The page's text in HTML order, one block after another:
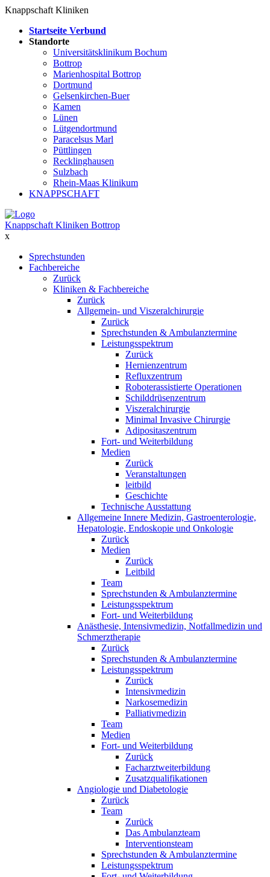
Knappschaft Kliniken
Startseite Verbund
Standorte
Universitätsklinikum Bochum
Bottrop
Marienhospital Bottrop
Dortmund
Gelsenkirchen-Buer
Kamen
Lünen
Lütgendortmund
Paracelsus Marl
Püttlingen
Recklinghausen
Sulzbach
Rhein-Maas Klinikum
KNAPPSCHAFT
Knappschaft Kliniken Bottrop
x
Sprechstunden
Fachbereiche
Zurück
Kliniken & Fachbereiche
Zurück
Allgemein- und Viszeralchirurgie
Zurück
Sprechstunden & Ambulanztermine
Leistungsspektrum
Zurück
Hernienzentrum
Refluxzentrum
Roboterassistierte Operationen
Schilddrüsenzentrum
Viszeralchirurgie
Minimal Invasive Chirurgie
Adipositaszentrum
Fort- und Weiterbildung
Medien
Zurück
Veranstaltungen
leitbild
Geschichte
Technische Ausstattung
Allgemeine Innere Medizin, Gastroenterologie,
Hepatologie, Endoskopie und Onkologie
Zurück
Medien
Zurück
Leitbild
Team
Sprechstunden & Ambulanztermine
Leistungsspektrum
Fort- und Weiterbildung
Anästhesie, Intensivmedizin, Notfallmedizin und
Schmerztherapie
Zurück
Sprechstunden & Ambulanztermine
Leistungsspektrum
Zurück
Intensivmedizin
Narkosemedizin
Palliativmedizin
Team
Medien
Fort- und Weiterbildung
Zurück
Facharztweiterbildung
Zusatzqualifikationen
Angiologie und Diabetologie
Zurück
Team
Zurück
Das Ambulanzteam
Interventionsteam
Sprechstunden & Ambulanztermine
Leistungsspektrum